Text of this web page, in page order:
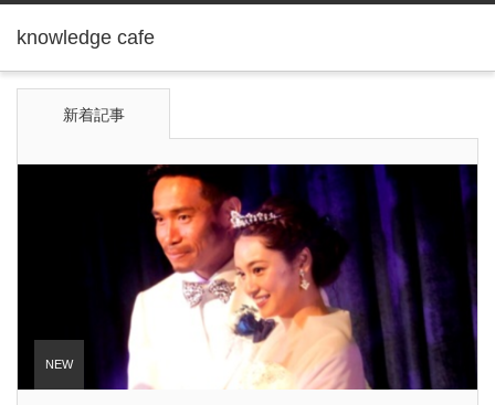
knowledge cafe
新着記事